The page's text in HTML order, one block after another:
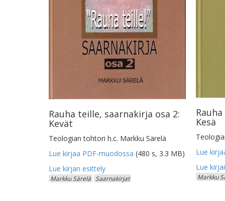
Rauha teille, saarnakirja osa 2:
Kevät
Teologian tohtori h.c. Markku Särelä
Lue kirjaa PDF-muodossa (480 s, 3.3 MB)
Markku Särelä Saarnakirjat
Kesä
Lue
Markku